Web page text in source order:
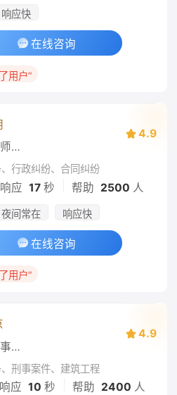
响应快
在线咨询
用户”
北京市京师律师事务所
4.9
行政纠纷、合同纠纷
响应 17秒 帮助 2500 人
夜间常在 响应快
在线咨询
用户”
江苏友诚律师事务所
4.9
刑事案件、建筑工程
响应 10 秒 帮助 2400 人